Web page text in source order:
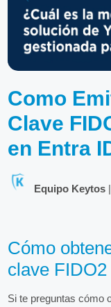
Como
Clave
en Entra
Equipo Keytos|
Cómo
clave
Si te preguntas cómo